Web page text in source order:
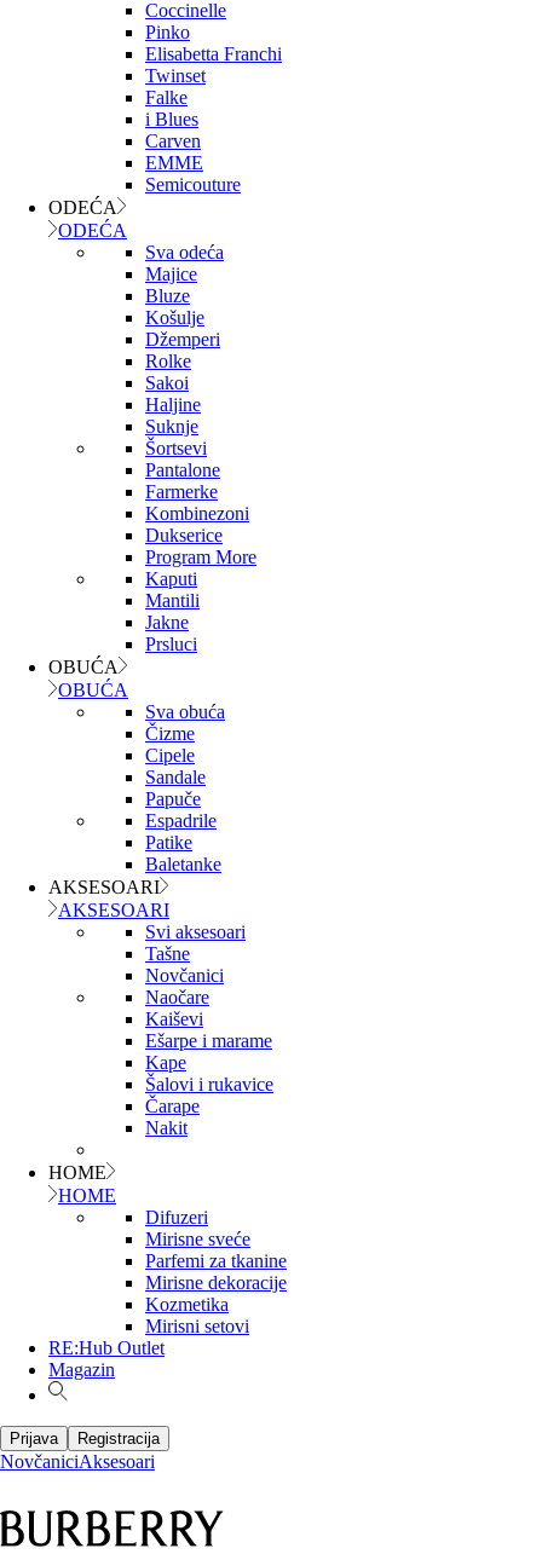
Coccinelle
Pinko
Elisabetta Franchi
Twinset
Falke
i Blues
Carven
EMME
Semicouture
ODEĆA
ODEĆA
Sva odeća
Majice
Bluze
Košulje
Džemperi
Rolke
Sakoi
Haljine
Suknje
Šortsevi
Pantalone
Farmerke
Kombinezoni
Dukserice
Program More
Kaputi
Mantili
Jakne
Prsluci
OBUĆA
OBUĆA
Sva obuća
Čizme
Cipele
Sandale
Papuče
Espadrile
Patike
Baletanke
AKSESOARI
AKSESOARI
Svi aksesoari
Tašne
Novčanici
Naočare
Kaiševi
Ešarpe i marame
Kape
Šalovi i rukavice
Čarape
Nakit
HOME
HOME
Difuzeri
Mirisne sveće
Parfemi za tkanine
Mirisne dekoracije
Kozmetika
Mirisni setovi
RE:Hub Outlet
Magazin
Prijava Registracija
NovčaniciAksesoari